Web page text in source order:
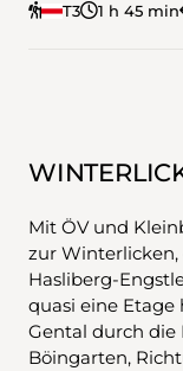
T3 1 h 45 min
Mit ÖV und
zur Winterlicken,
Hasliberg-
quasi eine
Gental durch die
Böingarten,